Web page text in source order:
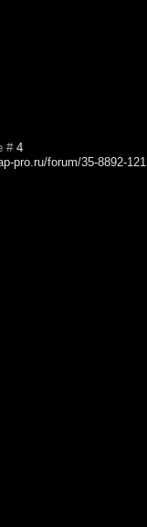
# 4
pro.ru/forum/35-8892-121